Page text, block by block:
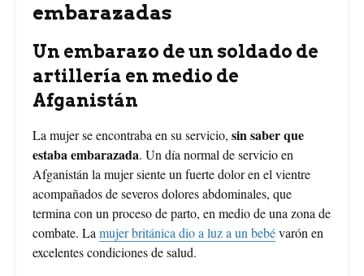
embarazadas
Un embarazo de un soldado de
artillería en medio de
Afganistán
La mujer se encontraba en su servicio, sin saber que
estaba embarazada. Un día normal de servicio en
Afganistán la mujer siente un fuerte dolor en el vientre
acompañados de severos dolores abdominales, que
termina con un proceso de parto, en medio de una zona de
combate. Lamujer británica dio a luz a un bebévarón en
excelentes condiciones de salud.